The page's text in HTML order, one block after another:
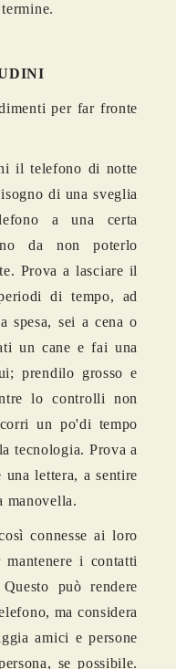
per far fronte
il telefono di notte
di una sveglia
a una certa
da non poterlo
Prova a lasciare il
di tempo, ad
spesa, sei a cena o
un cane e fai una
prendilo grosso e
lo controlli non
un po'di tempo
tecnologia. Prova a
lettera, a sentire
manovella.
connesse ai loro
i contatti
può rendere
ma considera
amici e persone
se possibile.